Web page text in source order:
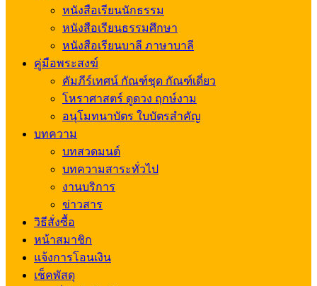
หนังสือเรียนนักธรรม
หนังสือเรียนธรรมศึกษา
หนังสือเรียนบาลี ภาษาบาลี
คู่มือพระสงฆ์
คัมภีร์เทศน์ กัณฑ์ชุด กัณฑ์เดี่ยว
โหราศาสตร์ ดูดวง ฤกษ์งาม
อนุโมทนาบัตร ใบบัตรสำคัญ
บทความ
บทสวดมนต์
บทความสาระทั่วไป
งานบริการ
ข่าวสาร
วิธีสั่งซื้อ
หน้าสมาชิก
แจ้งการโอนเงิน
เช็คพัสดุ